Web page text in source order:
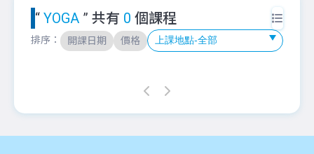
“ YOGA ” 共有 0 個課程
排序： 開課日期 價格